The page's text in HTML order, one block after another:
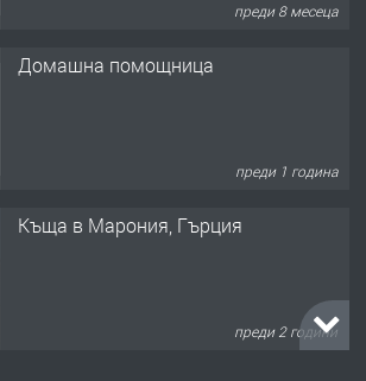
преди 8 месеца
Домашна помощница
преди 1 година
Къща в Марония, Гърция
преди 2 години